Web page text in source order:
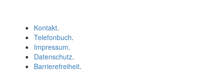
Kontakt.
Telefonbuch.
Impressum.
Datenschutz.
Barrierefreiheit.